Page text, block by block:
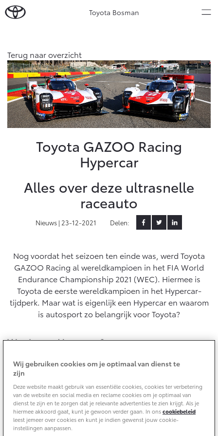
Toyota Bosman
Ons bedrijf
Ons bedrijf
Onze medewerkers
Contact en Route
Vacatures
Klantbeoordelingen
Modellen
Aygo X
HYBRIDE
Vanaf € 23.750,-
Yaris
HYBRIDE
Vanaf € 27.195,-
Yaris Cross
HYBRIDE
Vanaf € 31.895,-
Urban Cruiser
BATTERIJ-ELEKTRISCH
Vanaf € 32.995,-
HYBRIDE
Vanaf € 33.495,-
HYBRIDE
Vanaf € 35.495,-
Occasions
Service & Onderhoud
Werkplaatsafspraak
APK
Airco check
Vakantiecheck
Hybride Zekerheid Controle
Toyota handleidingen
Toyota Service Informatie (SIL)
Schade & Glasherstel
10 jaar Toyota garantie
10 jaar batterijgarantie
Diensten
Wat is Private Lease?
Bereken je maandbedrag
Private Lease voor ZZP
Financieren
Toyota Betaalplan
Oplaadservice
Thuislaadpakketten
Laadpas
Energie en slim laden
Zakelijk
Zakelijk
Toyota voor de zaak
Leaserijder
Leasen
Financial Lease
Operational Lease
Werkplaatsafspraak maken
Contact en Route
Schade melden
Bekijk de verwachte modellen
Terug naar overzicht
Toyota GAZOO Racing
Hypercar
Alles over deze ultrasnelle
raceauto
Nieuws | 23-12-2021 Delen:
Nog voordat het seizoen ten einde was, werd Toyota
GAZOO Racing al wereldkampioen in het FIA World
Endurance Championship 2021 (WEC). Hiermee is
Toyota de eerste wereldkampioen in het Hypercar-
tijdperk. Maar wat is eigenlijk een Hypercar en waarom
is autosport zo belangrijk voor Toyota?
Wat is een Hypercar?
World Endurance Championship (WEC). In deze klasse
gaat het om langeafstandsraces, zoals de bekende 24
uur van Le Mans of de 6 uur van Spa-Francorchamps.
Deze Hypercars zijn de snelste auto’s in zo’n race,
waaraan ook bolides uit minder snelle klassen
deelnemen. Het produceren van een LMH-auto is
Wij gebruiken cookies om je optimaal van dienst te
zijn
Deze website maakt gebruik van essentiële cookies, cookies ter verbetering
van de website en social media en reclame cookies om je optimaal van
dienst te zijn en te zorgen dat je relevante advertenties te zien krijgt. Als je
hiermee akkoord gaat, kunt je gewoon verder gaan. In onscookiebeleid
leest jemeer over cookies en kunt je indien gewenst jouw cookie-
instellingen aanpassen.